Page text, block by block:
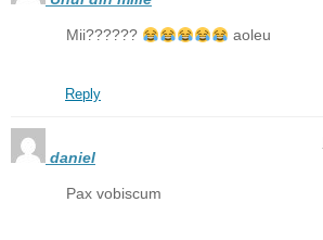
Mii?????? aoleu
Reply
daniel
Pax vobiscum